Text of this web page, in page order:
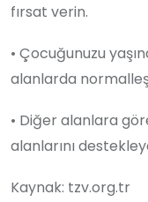
fırsat verin.
• Çocuğunuzu
alanlarda
• Diğer alanlara
alanlarını
Kaynak: tzv.org.tr